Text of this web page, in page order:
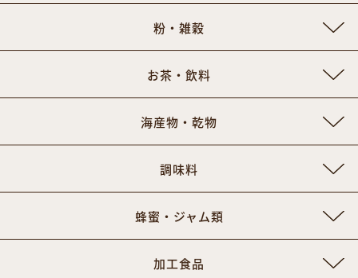
粉・雑穀
お茶・飲料
海産物・乾物
調味料
蜂蜜・ジャム類
加工食品